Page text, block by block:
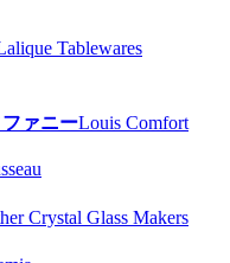
Tablewares
ァニーLouis Comfort
Crystal Glass Makers